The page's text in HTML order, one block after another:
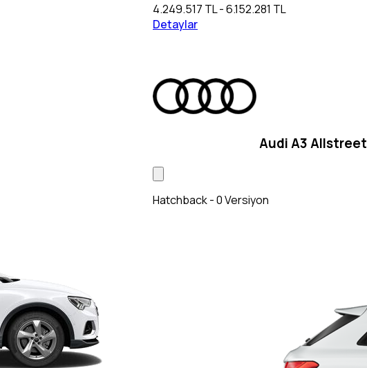
4.249.517 TL - 6.152.281 TL
Detaylar
Audi A3 Allstreet
Hatchback - 0 Versiyon